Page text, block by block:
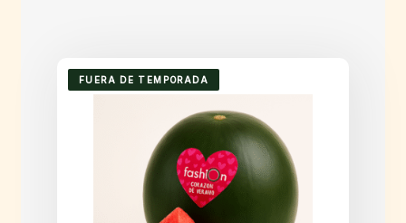
FUERA DE TEMPORADA